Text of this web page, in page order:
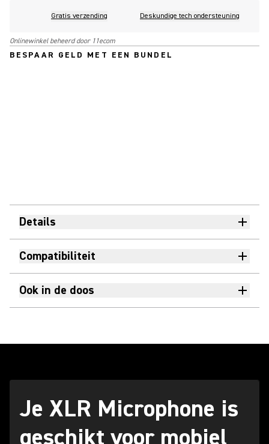
Gratis verzending Deskundige tech ondersteuning
Onlinewinkel beheerd door 11ecom
BESPAAR GELD MET EEN BUNDEL
Details
Compatibiliteit
Ook in de doos
Je XLR Microphone is
geschikt voor mobiel